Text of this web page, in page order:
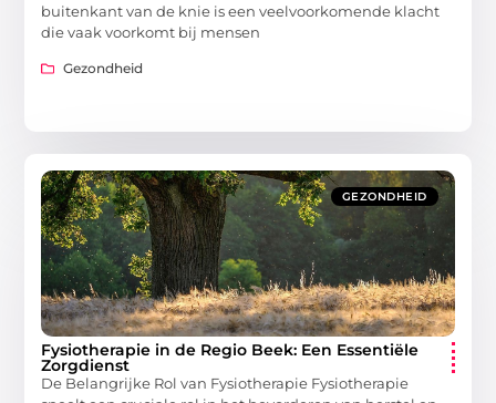
buitenkant van de knie is een veelvoorkomende klacht
die vaak voorkomt bij mensen
Gezondheid
GEZONDHEID
Fysiotherapie in de Regio Beek: Een Essentiële
Zorgdienst
De Belangrijke Rol van Fysiotherapie Fysiotherapie